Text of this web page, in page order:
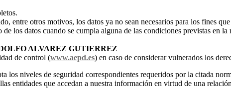
entre otros motivos, los datos ya no sean necesarios para los fines
los datos cuando se cumpla alguna de las condiciones previstas en
ALVAREZ GUTIERREZ
de control (www.aepd.es) en caso de considerar vulnerados los
los niveles de seguridad correspondientes requeridos por la citada
entidades que accedan a nuestra información en virtud de una